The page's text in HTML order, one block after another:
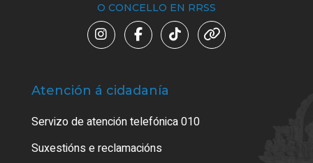
O CONCELLO EN RRSS
Atención á cidadanía
Servizo de atención telefónica 010
Suxestións e reclamacións